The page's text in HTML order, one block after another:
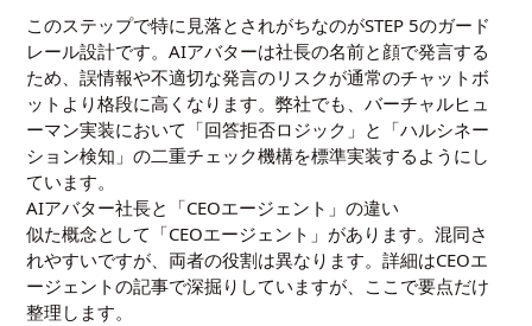
このステップで特に見落とされがちなのがSTEP 5のガード
レール設計です。AIアバターは社長の名前と顔で発言する
ため、誤情報や不適切な発言のリスクが通常のチャットボ
ットより格段に高くなります。弊社でも、バーチャルヒュ
ーマン実装において「回答拒否ロジック」と「ハルシネー
ション検知」の二重チェック機構を標準実装するようにし
ています。
AIアバター社長と「CEOエージェント」の違い
似た概念として「CEOエージェント」があります。混同さ
れやすいですが、両者の役割は異なります。詳細はCEOエ
ージェントの記事で深掘りしていますが、ここで要点だけ
整理します。